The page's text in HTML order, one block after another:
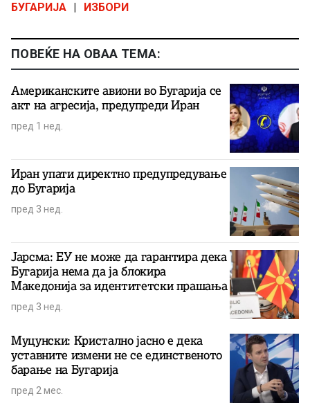
БУГАРИЈА | ИЗБОРИ
ПОВЕЌЕ НА ОВАА ТЕМА:
Американските авиони во Бугарија се
акт на агресија, предупреди Иран
пред 1 нед.
Иран упати директно предупредување
до Бугарија
пред 3 нед.
Јарсма: ЕУ не може да гарантира дека
Бугарија нема да ја блокира
Македонија за идентитетски прашања
пред 3 нед.
Муцунски: Кристално јасно е дека
уставните измени не се единственото
барање на Бугарија
пред 2 мес.